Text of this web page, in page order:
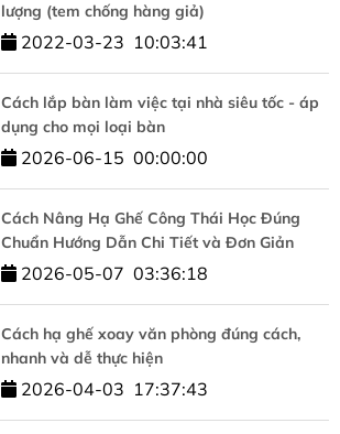
lượng (tem chống hàng giả)
2022-03-23 10:03:41
Cách lắp bàn làm việc tại nhà siêu tốc - áp
dụng cho mọi loại bàn
2026-06-15 00:00:00
Cách Nâng Hạ Ghế Công Thái Học Đúng
Chuẩn Hướng Dẫn Chi Tiết và Đơn Giản
2026-05-07 03:36:18
Cách hạ ghế xoay văn phòng đúng cách,
nhanh và dễ thực hiện
2026-04-03 17:37:43